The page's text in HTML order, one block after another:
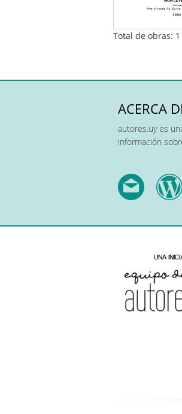
Total de obras: 1
ACERCA
autores.uy es
información